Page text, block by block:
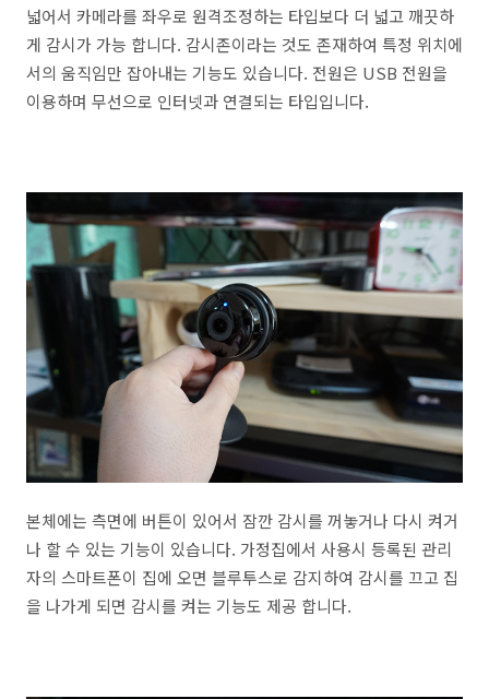
넓어서 카메라를 좌우로 원격조정하는 타입보다 더 넓고 깨끗하
게 감시가 가능 합니다. 감시존이라는 것도 존재하여 특정 위치에
서의 움직임만 잡아내는 기능도 있습니다. 전원은 USB 전원을
이용하며 무선으로 인터넷과 연결되는 타입입니다.
본체에는 측면에 버튼이 있어서 잠깐 감시를 꺼놓거나 다시 켜거
나 할 수 있는 기능이 있습니다. 가정집에서 사용시 등록된 관리
자의 스마트폰이 집에 오면 블루투스로 감지하여 감시를 끄고 집
을 나가게 되면 감시를 켜는 기능도 제공 합니다.